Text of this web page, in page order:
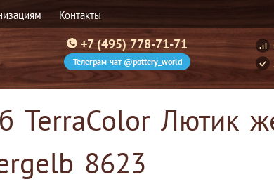
Контакты
+7 (495) 778-71-71
Телеграм-чат @pottery_world
TerraColor Лютик
8623